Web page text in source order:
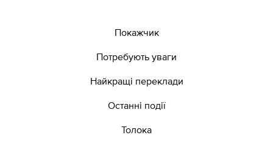
Покажчик
Потребують уваги
Найкращі переклади
Останні події
Толока